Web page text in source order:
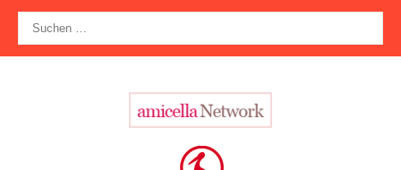
Zum
Inhalt
springen
nach: